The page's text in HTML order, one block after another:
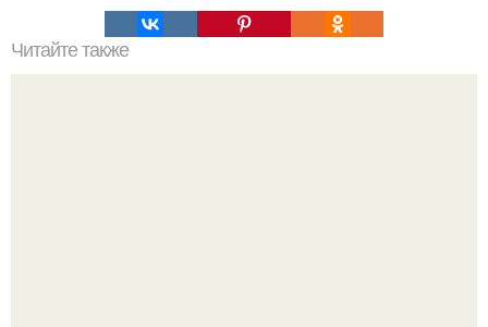
Читайте также